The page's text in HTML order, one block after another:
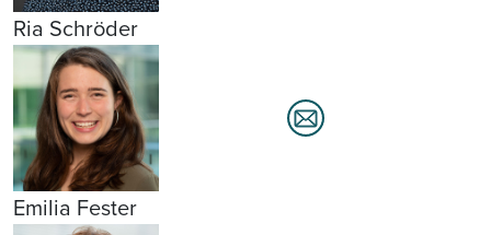
Ria Schröder
Emilia Fester